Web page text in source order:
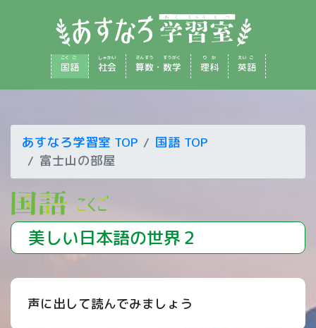
国
こく
語
ご
社
しゃ
会
かい
算
さん
数
すう
・ 数
すう
学
がく
理
り
科
か
英
えい
語
ご
あすなろ学習室 TOP
国語 TOP
富士山の部屋
美しい日本語の世界２
声に出して読んでみましょう